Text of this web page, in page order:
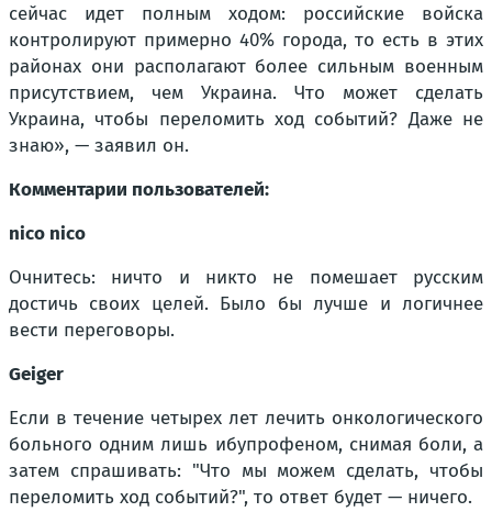
сейчас идет полным ходом: российские войска
контролируют примерно 40% города, то есть в этих
районах они располагают более сильным военным
присутствием, чем Украина. Что может сделать
Украина, чтобы переломить ход событий? Даже не
знаю», — заявил он.
Комментарии пользователей:
nico nico
Очнитесь: ничто и никто не помешает русским
достичь своих целей. Было бы лучше и логичнее
вести переговоры.
Geiger
Если в течение четырех лет лечить онкологического
больного одним лишь ибупрофеном, снимая боли, а
затем спрашивать: "Что мы можем сделать, чтобы
переломить ход событий?", то ответ будет — ничего.